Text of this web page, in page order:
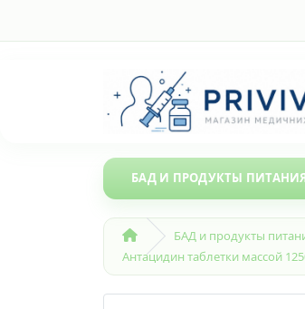
БАД И ПРОДУКТЫ
БАД и продукты
Антацидин таблетки массой